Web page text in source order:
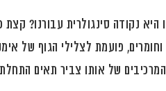
נקודה סינגולרית עבורנו? קצת
פועמת לצלילי הגוף של
של אותו צביר תאים